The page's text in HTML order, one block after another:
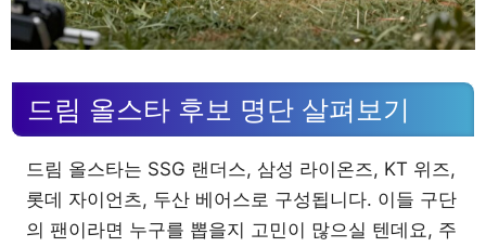
드림 올스타 후보 명단 살펴보기
드림 올스타는 SSG 랜더스, 삼성 라이온즈, KT 위즈,
롯데 자이언츠, 두산 베어스로 구성됩니다. 이들 구단
의 팬이라면 누구를 뽑을지 고민이 많으실 텐데요, 주